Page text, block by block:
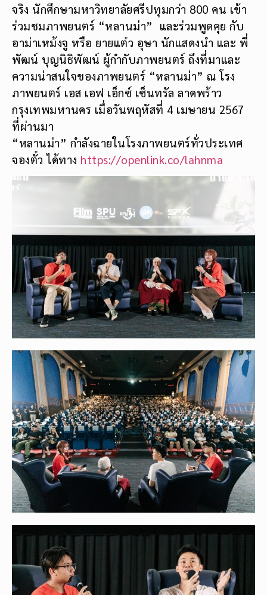
จริง นักศึกษามหาวิทยาลัยศรีปทุมกว่า 800 คน เข้า
ร่วมชมภาพยนตร์ “หลานม่า” และร่วมพูดคุย กับ
อาม่าเหม้งจู หรือ ยายแต๋ว อุษา นักแสดงนำ และ พี่
พัฒน์ บุญนิธิพัฒน์ ผู้กำกับภาพยนตร์ ถึงที่มาและ
ความน่าสนใจของภาพยนตร์ “หลานม่า” ณ โรง
ภาพยนตร์ เอส เอฟ เอ็กซ์ เซ็นทรัล ลาดพร้าว
กรุงเทพมหานคร เมื่อวันพฤหัสที่ 4 เมษายน 2567
ที่ผ่านมา
“หลานม่า” กำลังฉายในโรงภาพยนตร์ทั่วประเทศ
จองตั๋ว ได้ทาง https://openlink.co/lahnma